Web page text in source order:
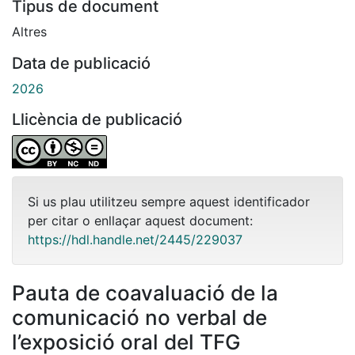
Tipus de document
Altres
Data de publicació
2026
Llicència de publicació
Si us plau utilitzeu sempre aquest identificador
per citar o enllaçar aquest document:
https://hdl.handle.net/2445/229037
Pauta de coavaluació de la
comunicació no verbal de
l’exposició oral del TFG